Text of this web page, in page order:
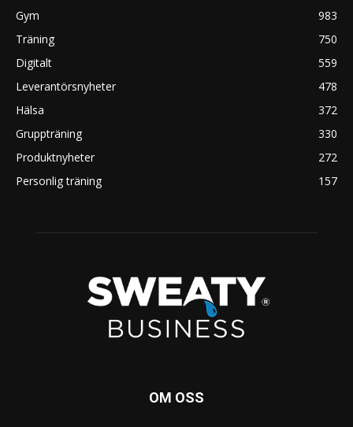
Gym
983
Träning
750
Digitalt
559
Leverantörsnyheter
478
Hälsa
372
Gruppträning
330
Produktnyheter
272
Personlig träning
157
OM OSS